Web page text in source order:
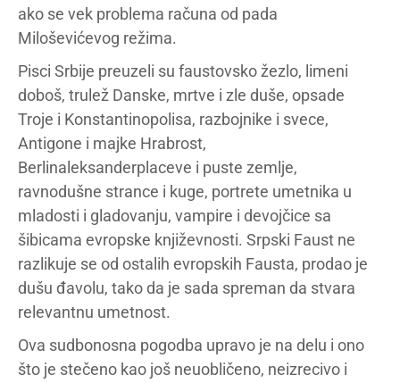
ako se vek problema računa od pada
Miloševićevog režima.
Pisci Srbije preuzeli su faustovsko žezlo, limeni
doboš, trulež Danske, mrtve i zle duše, opsade
Troje i Konstantinopolisa, razbojnike i svece,
Antigone i majke Hrabrost,
Berlinaleksanderplaceve i puste zemlje,
ravnodušne strance i kuge, portrete umetnika u
mladosti i gladovanju, vampire i devojčice sa
šibicama evropske književnosti. Srpski Faust ne
razlikuje se od ostalih evropskih Fausta, prodao je
dušu đavolu, tako da je sada spreman da stvara
relevantnu umetnost.
Ova sudbonosna pogodba upravo je na delu i ono
što je stečeno kao još neuobličeno, neizrecivo i